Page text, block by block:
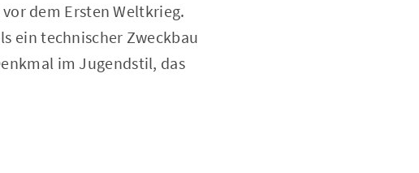
dem Ersten Weltkrieg.
ein technischer Zweckbau
im Jugendstil, das